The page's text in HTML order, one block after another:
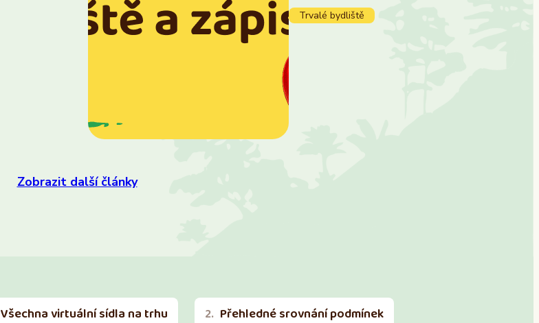
Trvalé bydliště
Zobrazit další články
Všechna virtuální sídla na trhu Přehledné srovnání podmínek